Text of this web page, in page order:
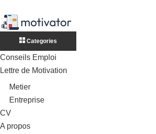
Categories
Conseils Emploi
Lettre de Motivation
Metier
Entreprise
CV
A propos